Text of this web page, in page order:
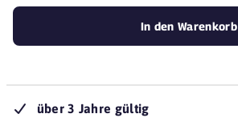
In den Warenkorb
über 3 Jahre gültig